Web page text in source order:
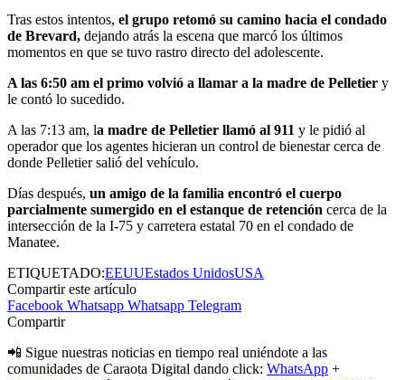
Tras estos intentos, el grupo retomó su camino hacia el condado
de Brevard, dejando atrás la escena que marcó los últimos
momentos en que se tuvo rastro directo del adolescente.
A las 6:50 am el primo volvió a llamar a la madre de Pelletier y
le contó lo sucedido.
A las 7:13 am, la madre de Pelletier llamó al 911 y le pidió al
operador que los agentes hicieran un control de bienestar cerca de
donde Pelletier salió del vehículo.
Días después, un amigo de la familia encontró el cuerpo
parcialmente sumergido en el estanque de retención cerca de la
intersección de la I-75 y carretera estatal 70 en el condado de
Manatee.
ETIQUETADO:EEUUEstados UnidosUSA
Compartir este artículo
Facebook Whatsapp Whatsapp Telegram
Compartir
📲 Sigue nuestras noticias en tiempo real uniéndote a las
comunidades de Caraota Digital dando click: WhatsApp +